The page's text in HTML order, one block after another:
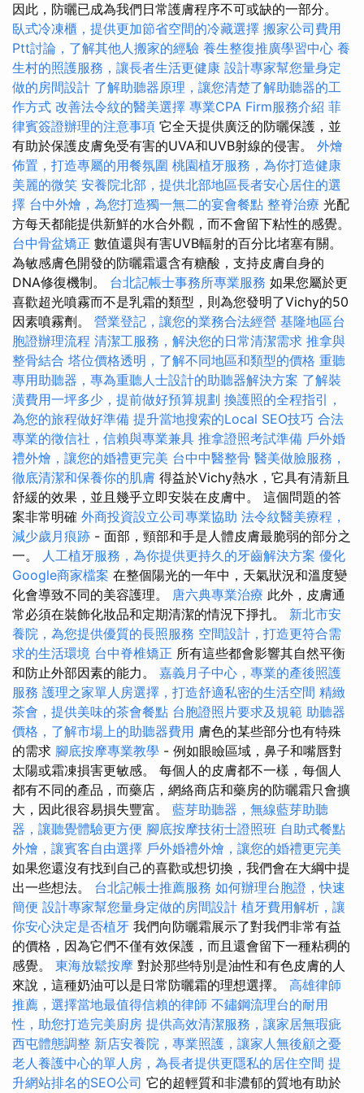
因此，防曬已成為我們日常護膚程序不可或缺的一部分。
臥式冷凍櫃，提供更加節省空間的冷藏選擇 搬家公司費用
Ptt討論，了解其他人搬家的經驗 養生整復推廣學習中心 養
生村的照護服務，讓長者生活更健康 設計專家幫您量身定
做的房間設計 了解助聽器原理，讓您清楚了解助聽器的工
作方式 改善法令紋的醫美選擇 專業CPA Firm服務介紹 菲
律賓簽證辦理的注意事項 它全天提供廣泛的防曬保護，並
有助於保護皮膚免受有害的UVA和UVB射線的侵害。 外燴
佈置，打造專屬的用餐氛圍 桃園植牙服務，為你打造健康
美麗的微笑 安養院北部，提供北部地區長者安心居住的選
擇 台中外燴，為您打造獨一無二的宴會餐點 整脊治療 光配
方每天都能提供新鮮的水合外觀，而不會留下粘性的感覺。
台中骨盆矯正 數值還與有害UVB輻射的百分比堵塞有關。
為敏感膚色開發的防曬霜還含有糖酸，支持皮膚自身的
DNA修復機制。 台北記帳士事務所專業服務 如果您屬於更
喜歡超光噴霧而不是乳霜的類型，則為您發明了Vichy的50
因素噴霧劑。 營業登記，讓您的業務合法經營 基隆地區台
胞證辦理流程 清潔工服務，解決您的日常清潔需求 推拿與
整骨結合 塔位價格透明，了解不同地區和類型的價格 重聽
專用助聽器，專為重聽人士設計的助聽器解決方案 了解裝
潢費用一坪多少，提前做好預算規劃 換護照的全程指引，
為您的旅程做好準備 提升當地搜索的Local SEO技巧 合法
專業的徵信社，信賴與專業兼具 推拿證照考試準備 戶外婚
禮外燴，讓您的婚禮更完美 台中中醫整骨 醫美做臉服務，
徹底清潔和保養你的肌膚 得益於Vichy熱水，它具有清新且
舒緩的效果，並且幾乎立即安裝在皮膚中。 這個問題的答
案非常明確 外商投資設立公司專業協助 法令紋醫美療程，
減少歲月痕跡 - 面部，頸部和手是人體皮膚最脆弱的部分之
一。 人工植牙服務，為你提供更持久的牙齒解決方案 優化
Google商家檔案 在整個陽光的一年中，天氣狀況和溫度變
化會導致不同的美容護理。 唐六典專業治療 此外，皮膚通
常必須在裝飾化妝品和定期清潔的情況下掙扎。 新北市安
養院，為您提供優質的長照服務 空間設計，打造更符合需
求的生活環境 台中脊椎矯正 所有這些都會影響其自然平衡
和防止外部因素的能力。 嘉義月子中心，專業的產後照護
服務 護理之家單人房選擇，打造舒適私密的生活空間 精緻
茶會，提供美味的茶會餐點 台胞證照片要求及規範 助聽器
價格，了解市場上的助聽器費用 膚色的某些部分也有特殊
的需求 腳底按摩專業教學 - 例如眼瞼區域，鼻子和嘴唇對
太陽或霜凍損害更敏感。 每個人的皮膚都不一樣，每個人
都有不同的產品，而藥店，網絡商店和藥房的防曬霜只會擴
大，因此很容易損失豐富。 藍芽助聽器，無線藍芽助聽
器，讓聽覺體驗更方便 腳底按摩技術士證照班 自助式餐點
外燴，讓賓客自由選擇 戶外婚禮外燴，讓您的婚禮更完美
如果您還沒有找到自己的喜歡或想切換，我們會在大綱中提
出一些想法。 台北記帳士推薦服務 如何辦理台胞證，快速
簡便 設計專家幫您量身定做的房間設計 植牙費用解析，讓
你安心決定是否植牙 我們向防曬霜展示了對我們非常有益
的價格，因為它們不僅有效保護，而且還會留下一種粘稠的
感覺。 東海放鬆按摩 對於那些特別是油性和有色皮膚的人
來說，這種奶油可以是日常防曬霜的理想選擇。 高雄律師
推薦，選擇當地最值得信賴的律師 不鏽鋼流理台的耐用
性，助您打造完美廚房 提供高效清潔服務，讓家居無瑕疵
西屯體態調整 新店安養院，專業照護，讓家人無後顧之憂
老人養護中心的單人房，為長者提供更隱私的居住空間 提
升網站排名的SEO公司 它的超輕質和非濃郁的質地有助於